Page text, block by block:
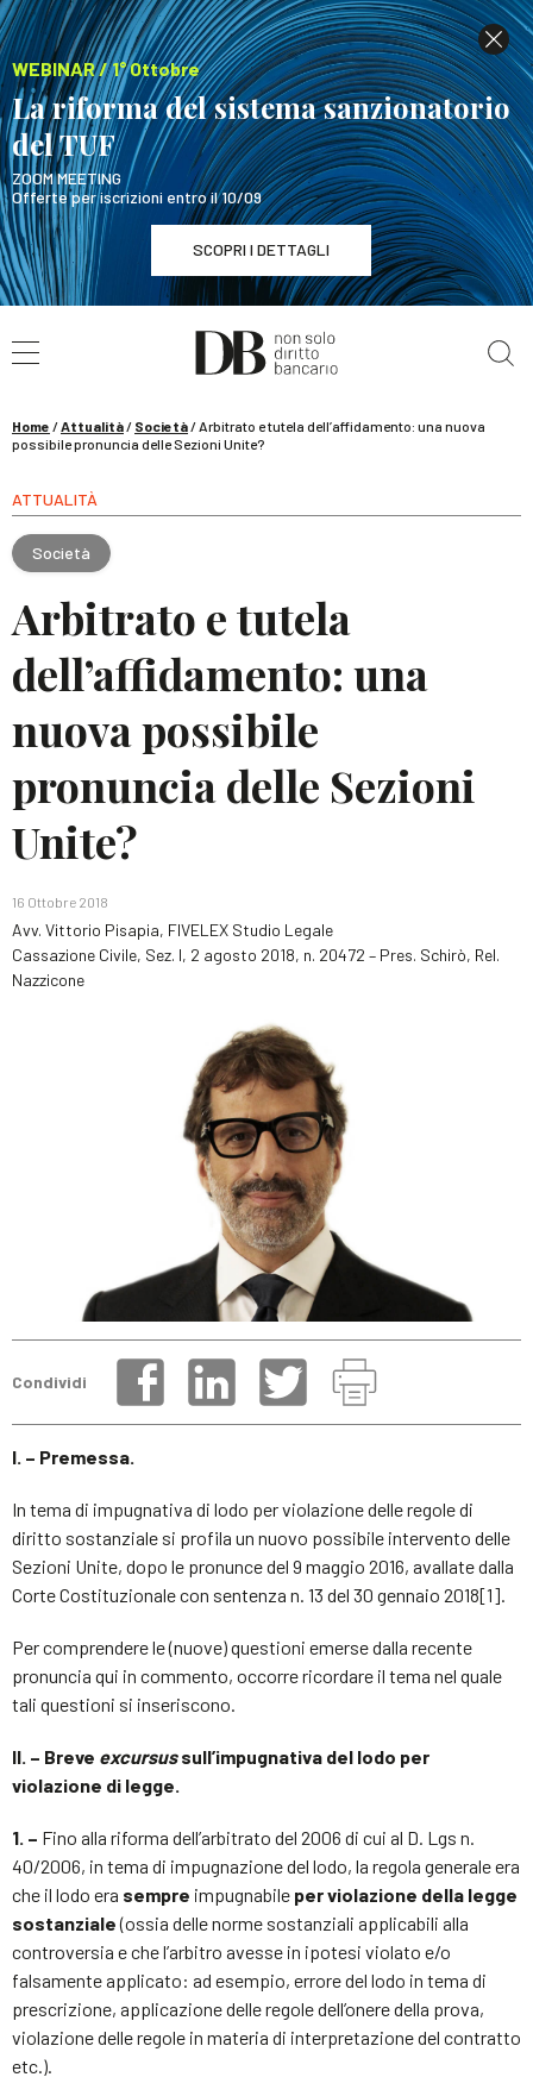
WEBINAR / 1° Ottobre
La riforma del sistema sanzionatorio
del TUF
ZOOM MEETING
Offerte per iscrizioni entro il 10/09
SCOPRI I DETTAGLI
WEBINAR / 1° Ottobre
La riforma del sistema sanzionatorio del TUF
Home /Attualità/ Società/Arbitrato e tutela dell’affidamento: una nuova
possibile pronuncia delle Sezioni Unite?
ATTUALITÀ
Società
Arbitrato e tutela
dell’affidamento: una
nuova possibile
pronuncia delle Sezioni
Unite?
16 Ottobre 2018
Avv. Vittorio Pisapia, FIVELEX Studio Legale
Cassazione Civile, Sez. I, 2 agosto 2018, n. 20472 – Pres. Schirò, Rel.
Nazzicone
Condividi
I. – Premessa.
In tema di impugnativa di lodo per violazione delle regole di
diritto sostanziale si profila un nuovo possibile intervento delle
Sezioni Unite, dopo le pronunce del 9 maggio 2016, avallate dalla
Corte Costituzionale con sentenza n. 13 del 30 gennaio 2018[1].
Per comprendere le (nuove) questioni emerse dalla recente
pronuncia qui in commento, occorre ricordare il tema nel quale
tali questioni si inseriscono.
II. – Breve excursussull’impugnativa del lodo per
violazione di legge.
1. – Fino alla riforma dell’arbitrato del 2006 di cui al D. Lgs n.
40/2006, in tema di impugnazione del lodo, la regola generale era
che il lodo era sempre impugnabile per violazione della legge
sostanziale(ossia delle norme sostanziali applicabili alla
controversia e che l’arbitro avesse in ipotesi violato e/o
falsamente applicato: ad esempio, errore del lodo in tema di
prescrizione, applicazione delle regole dell’onere della prova,
violazione delle regole in materia di interpretazione del contratto
etc.).